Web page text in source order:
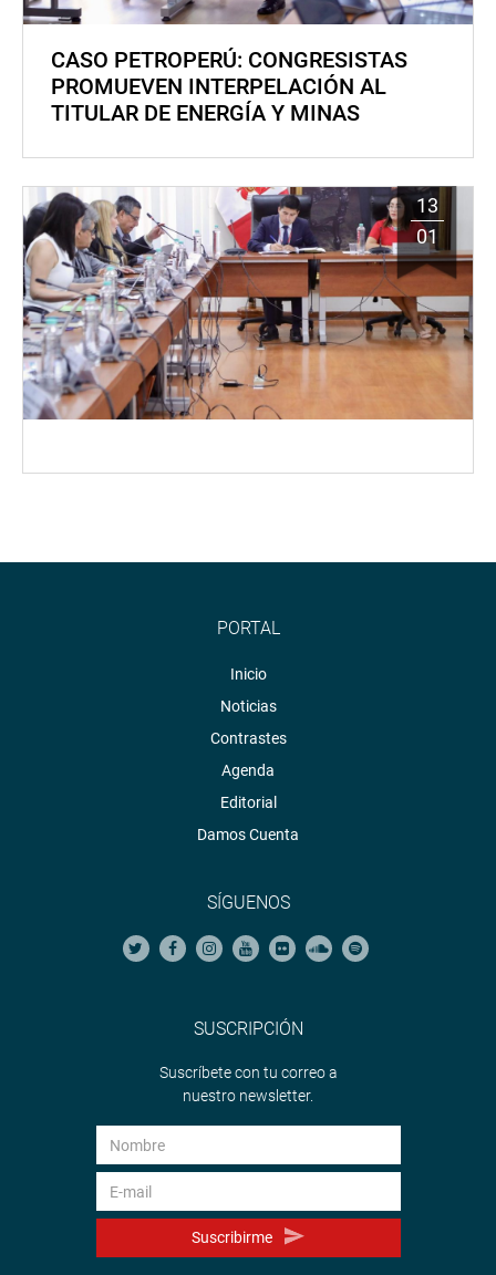
CASO PETROPERÚ: CONGRESISTAS
PROMUEVEN INTERPELACIÓN AL
TITULAR DE ENERGÍA Y MINAS
13
01
PORTAL
Inicio
Noticias
Contrastes
Agenda
Editorial
Damos Cuenta
SÍGUENOS
SUSCRIPCIÓN
Suscríbete con tu correo a
nuestro newsletter.
Suscribirme